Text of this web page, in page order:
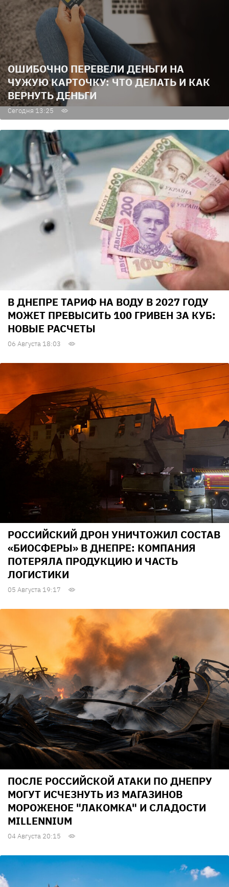
ОШИБОЧНО ПЕРЕВЕЛИ ДЕНЬГИ НА
ЧУЖУЮ КАРТОЧКУ: ЧТО ДЕЛАТЬ И КАК
ВЕРНУТЬ ДЕНЬГИ
Сегодня 13:25
В ДНЕПРЕ ТАРИФ НА ВОДУ В 2027 ГОДУ
МОЖЕТ ПРЕВЫСИТЬ 100 ГРИВЕН ЗА КУБ:
НОВЫЕ РАСЧЕТЫ
06 Августа 18:03
РОССИЙСКИЙ ДРОН УНИЧТОЖИЛ СОСТАВ
«БИОСФЕРЫ» В ДНЕПРЕ: КОМПАНИЯ
ПОТЕРЯЛА ПРОДУКЦИЮ И ЧАСТЬ
ЛОГИСТИКИ
05 Августа 19:17
ПОСЛЕ РОССИЙСКОЙ АТАКИ ПО ДНЕПРУ
МОГУТ ИСЧЕЗНУТЬ ИЗ МАГАЗИНОВ
МОРОЖЕНОЕ "ЛАКОМКА" И СЛАДОСТИ
MILLENNIUM
04 Августа 20:15